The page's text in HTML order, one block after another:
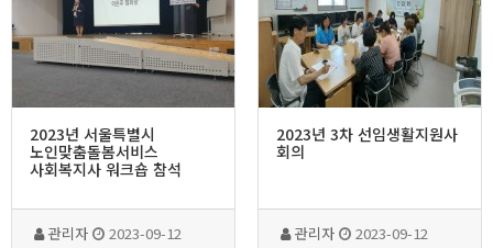
2023년 서울특별시
노인맞춤돌봄서비스
사회복지사 워크숍 참석
관리자 2023-09-12
2023년 3차 선임생활지원사
회의
관리자 2023-09-12